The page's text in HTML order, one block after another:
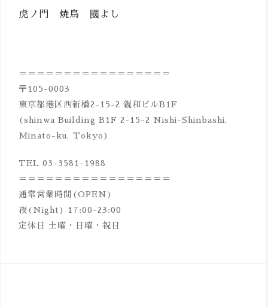
ビ
シ
ョ
ン
虎ノ門 焼鳥 國よし
＝＝＝＝＝＝＝＝＝＝＝＝＝＝＝＝＝
〒105-0003
東京都港区西新橋2-15-2 親和ビルB1F
(shinwa Building B1F 2-15-2 Nishi-Shinbashi,
Minato-ku, Tokyo)
TEL 03-3581-1988
＝＝＝＝＝＝＝＝＝＝＝＝＝＝＝＝＝
通常営業時間(OPEN)
夜(Night) 17:00-23:00
定休日 土曜・日曜・祝日